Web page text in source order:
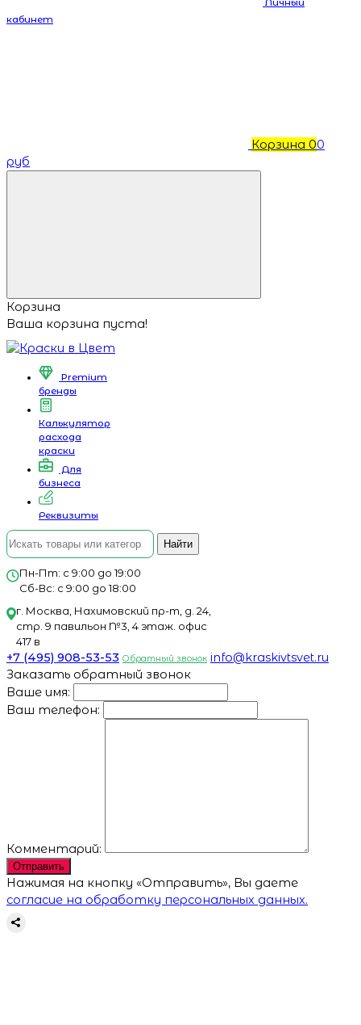
кабинет
Корзина 00
руб
Корзина
Ваша корзина пуста!
Premium
бренды
Калькулятор
расхода
краски
Для
бизнеса
Реквизиты
Найти
Пн-Пт: с 9:00 до 19:00
Сб-Вс: с 9:00 до 18:00
г. Москва, Нахимовский пр-т, д. 24,
стр. 9 павильон №3, 4 этаж. офис
417 в
+7 (495) 908-53-53 Обратный звонок info@kraskivtsvet.ru
Заказать обратный звонок
Ваше имя:
Ваш телефон:
Комментарий:
Отправить
Нажимая на кнопку «Отправить», Вы даете
согласие на обработку персональных данных.